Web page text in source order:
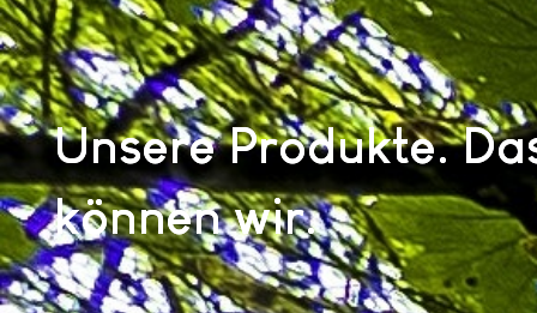
Unsere Produkte.
können wir.